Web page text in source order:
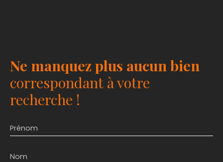
Ne manquez plus aucun bien
correspondant à votre
recherche !
Prénom
Nom